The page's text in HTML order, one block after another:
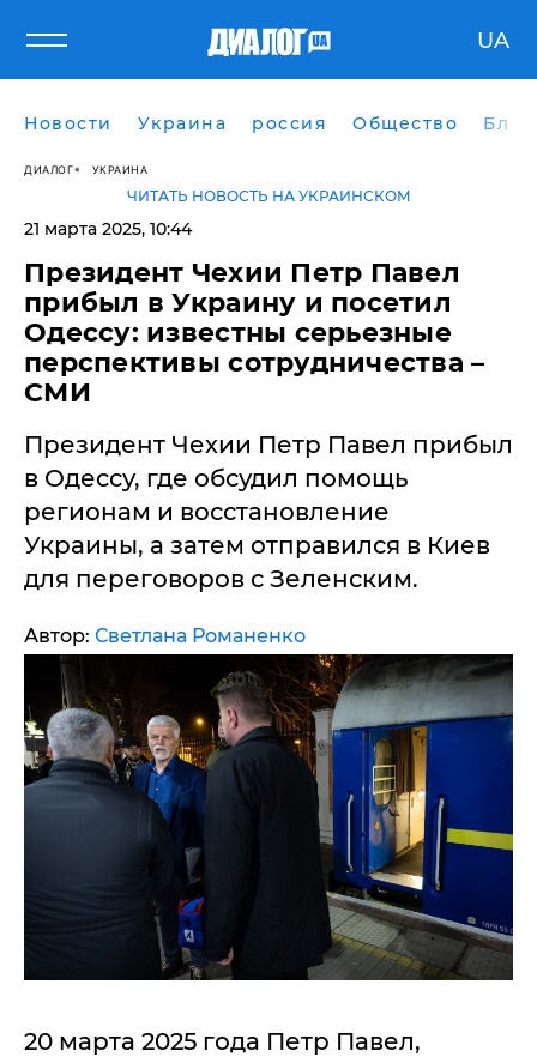
UA
Новости Украина россия Общество
ДИАЛОГ УКРАИНА
ЧИТАТЬ НОВОСТЬ НА УКРАИНСКОМ
21 марта 2025, 10:44
Президент Чехии Петр Павел
прибыл в Украину и посетил
Одессу: известны серьезные
перспективы сотрудничества –
СМИ
Президент Чехии Петр Павел прибыл
в Одессу, где обсудил помощь
регионам и восстановление
Украины, а затем отправился в Киев
для переговоров с Зеленским.
Автор: Светлана Романенко
20 марта 2025 года Петр Павел,